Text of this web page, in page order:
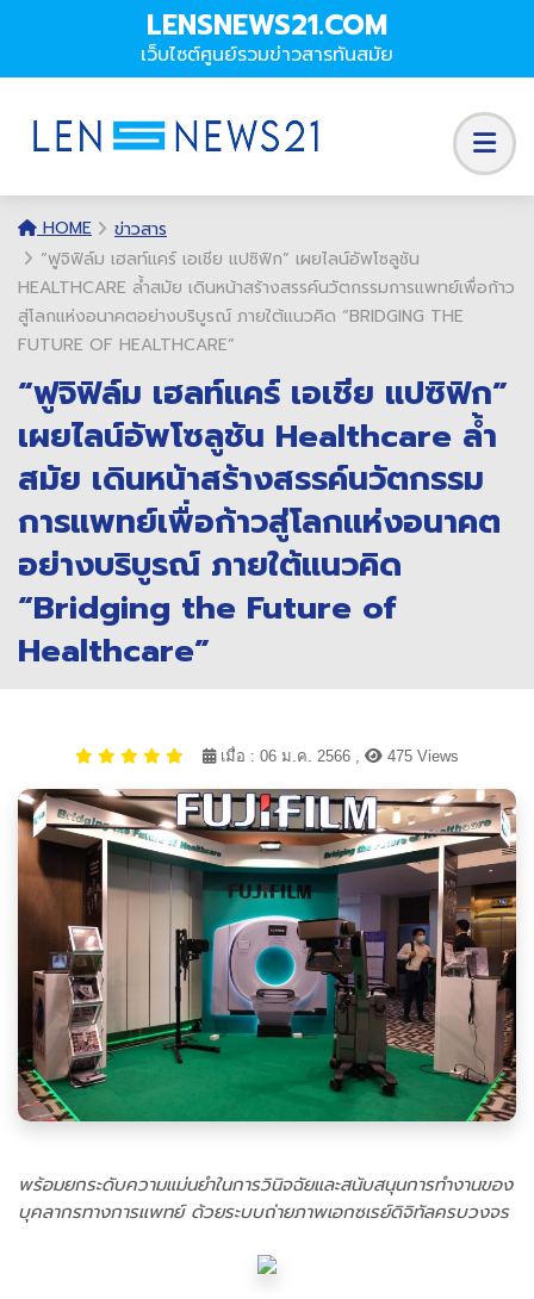
LENSNEWS21.COM
เว็บไซต์ศูนย์รวมข่าวสารทันสมัย
HOME
ข่าวสาร
“ฟูจิฟิล์ม เฮลท์แคร์ เอเชีย แปซิฟิก” เผยไลน์อัพโซลูชัน
HEALTHCARE ล้ำสมัย เดินหน้าสร้างสรรค์นวัตกรรมการแพทย์เพื่อก้าว
สู่โลกแห่งอนาคตอย่างบริบูรณ์ ภายใต้แนวคิด “BRIDGING THE
FUTURE OF HEALTHCARE”
“ฟูจิฟิล์ม เฮลท์แคร์ เอเชีย แปซิฟิก”
เผยไลน์อัพโซลูชัน Healthcare ล้ำ
สมัย เดินหน้าสร้างสรรค์นวัตกรรม
การแพทย์เพื่อก้าวสู่โลกแห่งอนาคต
อย่างบริบูรณ์ ภายใต้แนวคิด
“Bridging the Future of
Healthcare”
เมื่อ : 06 ม.ค. 2566 , 475 Views
พร้อมยกระดับความแม่นยำในการวินิจฉัยและสนับสนุนการทำงานของ
บุคลากรทางการแพทย์ ด้วยระบบถ่ายภาพเอกซเรย์ดิจิทัลครบวงจร